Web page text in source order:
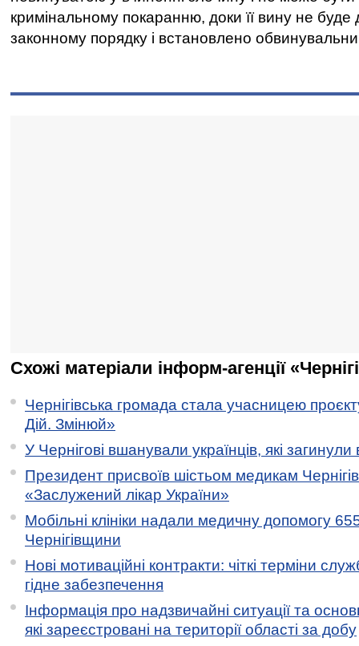
кримінальному покаранню, доки її вину не буде
законному порядку і встановлено
Схожі матеріали інформ-агенції
Чернігівська громада стала учасницею
Дій. Змінюй»
У Чернігові вшанували українців, які загинули
Президент присвоїв шістьом медикам
«Заслужений лікар України»
Мобільні клініки надали медичну допомогу
Чернігівщини
Нові мотиваційні контракти: чіткі терміни
гідне забезпечення
Інформація про надзвичайні ситуації та
які зареєстровані на території області за добу